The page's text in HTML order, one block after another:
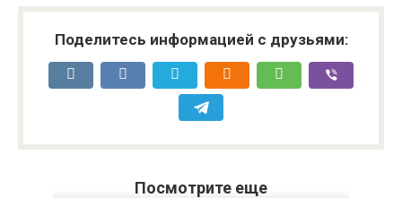
Поделитесь информацией с друзьями:
Посмотрите еще